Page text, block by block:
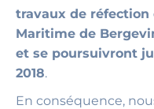
travaux de réfection
Maritime de
et se poursuivront
2018.
En conséquence,